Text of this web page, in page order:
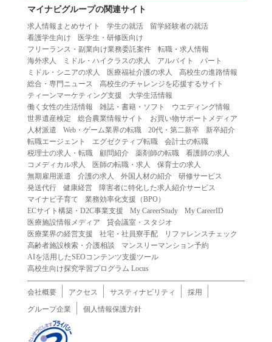
１.利用者は、本サービスを利用する上で次の各号に定める
とします。
（１）重複、虚偽の情報、または自己以外の情報を登録す
る行為
（２）第三者になりすまして本サービスを利用する行為
（３）当社または第三者の著作権等の知的財産権、プライ
バシー、その他の権利を侵害する行為
（４）当社または第三者を誹謗中傷する行為
（５）当社または第三者に不利益を与える行為
（６）営利を目的とした行為
（７）政治・選挙・宗教活動またはそれらに類する行為
（８）本サービスの運営を妨害する行為
（９）法令違反、犯罪行為、または公序良俗に反する行為
（１０）暴力的な要求行為、または法的な責任を超えた不
当な要求行為
（１１）その他当社が不適切であると判断する行為
２.当社は、前項の定めに該当する行為を行った利用者に対
の提供を停止または中断することができるものとします。
第５条（免責）
１.当社は、本サービスの利用（これらに伴う当社または第
三者の情報提供行為等を含みます）により、利用者に生じ
マイナビグループの関連サイト
求人情報まとめサイト 学生の就活
留学経験者の就活
看護学生向け
医学生・研修医向け
フリーランス・副業向け業務委託案件
転職・求人情報
海外求人
ミドル・ハイクラスの求人 アルバイト
パート
ミドル・シニアの求人
医療福祉介護の求人
高校生の進路情報
総合・専門ニュース
高校生のチャレンジを応援するサイト
ティーンマーケティング支援
大学生活情報
働く女性の生活情報
雑誌・書籍・ソフト
ウエディング情報
世界遺産検定
総合農業情報サイト
お買い物サポートメディア
人材派遣
Web・ゲーム業界の転職 20代・第二新卒
新卒紹介
転職エージェント
エグゼクティブ転職
会計士の転職
税理士の求人・転職
顧問紹介 薬剤師の転職
看護師の求人
コメディカル求人
医師の転職・求人
保育士の求人
無期雇用派遣
介護の求人 外国人材の紹介
研修サービス
発送代行
健康経営
障害者に特化した求人紹介サービス
マイナビ子育て
業務効率化支援（BPO）
ECサイト構築・D2C事業支援
My CareerStudy
My CareerID
医療施設情報メディア
貸会議室・スタジオ
医療業界の経営支援
社宅・社員寮手配
リファレンスチェック
高齢者施設検索・介護相談
マンスリーマンション予約
AIを活用したSEOコンテンツ支援ツール
高校生向け探究学習プログラム Locus
会社概要 アクセス サスティナビリティ
採用
グループ企業
個人情報保護方針